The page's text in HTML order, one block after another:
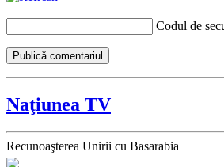
Codul de
Naţiunea TV
Recunoaşterea Unirii cu Basarabia